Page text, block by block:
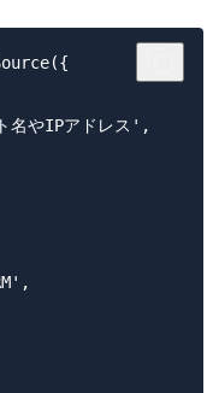
やIPアドレス',